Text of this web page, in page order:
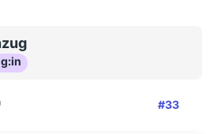
anderen
offen, sofern sie eben die
des öffentlichen
wegen der Folge der#33